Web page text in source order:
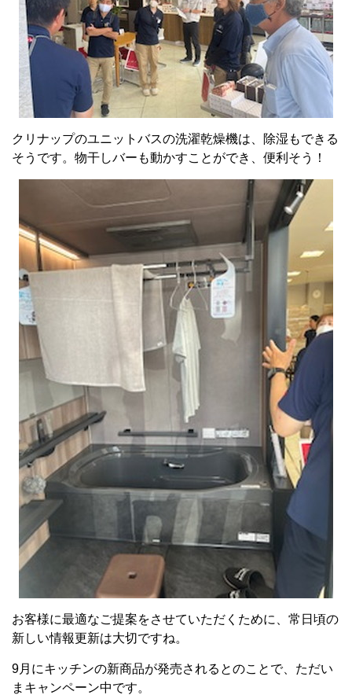
クリナップのユニットバスの洗濯乾燥機は、除湿もできる
そうです。物干しバーも動かすことができ、便利そう！
お客様に最適なご提案をさせていただくために、常日頃の
新しい情報更新は大切ですね。
9月にキッチンの新商品が発売されるとのことで、ただい
まキャンペーン中です。